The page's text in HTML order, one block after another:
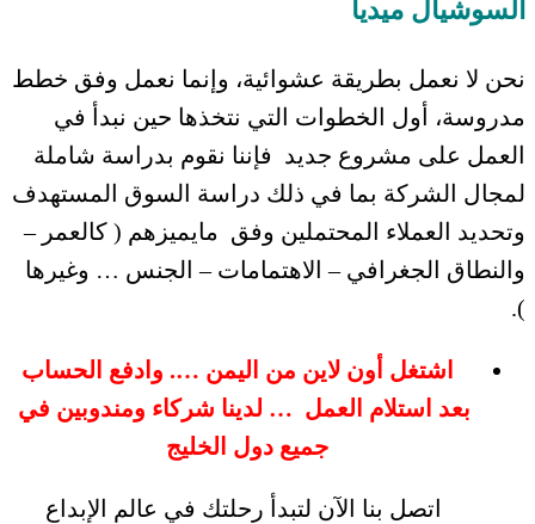
السوشيال ميديا
نحن لا نعمل بطريقة عشوائية، وإنما نعمل وفق خطط
مدروسة، أول الخطوات التي نتخذها حين نبدأ في
العمل على مشروع جديد فإننا نقوم بدراسة شاملة
لمجال الشركة بما في ذلك دراسة السوق المستهدف
وتحديد العملاء المحتملين وفق مايميزهم ( كالعمر –
والنطاق الجغرافي – الاهتمامات – الجنس … وغيرها
).
اشتغل أون لاين من اليمن …. وادفع الحساب
بعد استلام العمل … لدينا شركاء ومندوبين في
جميع دول الخليج
اتصل بنا الآن لتبدأ رحلتك في عالم الإبداع